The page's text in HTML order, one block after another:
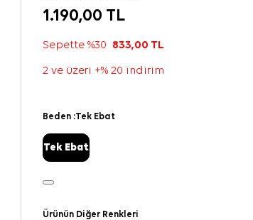
1.190,00 TL
Sepette %30 833,00 TL
2 ve üzeri +% 20 indirim
Beden :Tek Ebat
Tek Ebat
Ürünün Diğer Renkleri